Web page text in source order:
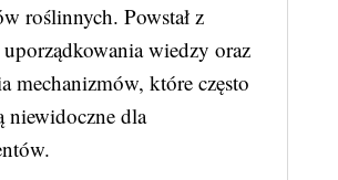
roślinnych. Powstał z
wiedzy oraz
mechanizmów, które często
niewidoczne dla